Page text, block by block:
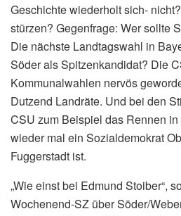
Geschichte wiederholt sich-
stürzen? Gegenfrage: Wer sollte
Die nächste Landtagswahl in
Söder als Spitzenkandidat? Die
Kommunalwahlen nervös
Dutzend Landräte. Und bei den
CSU zum Beispiel das Rennen
wieder mal ein Sozialdemokrat
Fuggerstadt ist.
„Wie einst bei Edmund Stoiber“,
Wochenend-SZ über Söder/